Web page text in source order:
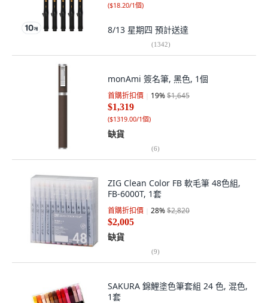
($18.20/1個)
8/13 星期四 預計送達
(1342)
monAmi 簽名筆, 黑色, 1個
首購折扣價 19%$1,645
$1,319
($1319.00/1個)
缺貨
(6)
ZIG Clean Color FB 軟毛筆 48色組,
FB-6000T, 1套
首購折扣價 28%$2,820
$2,005
缺貨
(9)
SAKURA 錦鯉塗色筆套組 24 色, 混色,
1套